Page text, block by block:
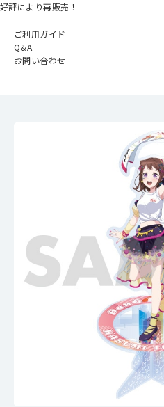
好評により再販売！
ご利用ガイド
Q&A
お問い合わせ